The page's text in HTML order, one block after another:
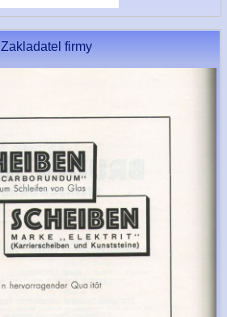
Zakladatel firmy